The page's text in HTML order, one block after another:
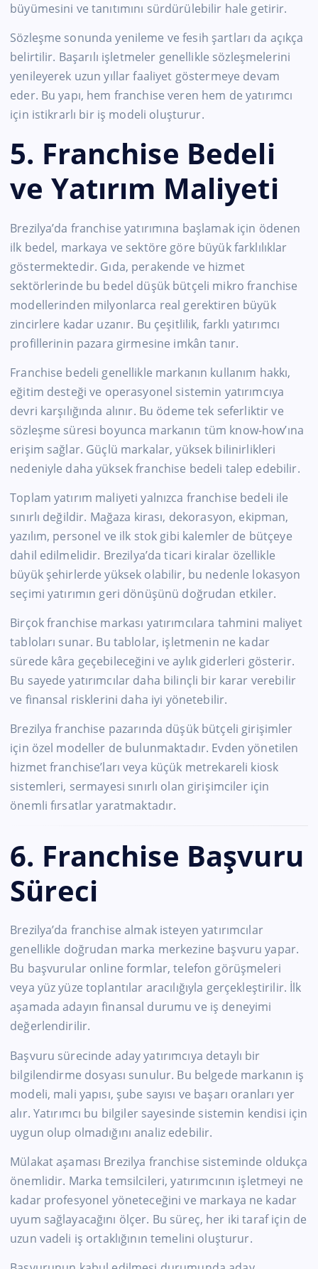
büyümesini ve tanıtımını sürdürülebilir hale getirir.
Sözleşme sonunda yenileme ve fesih şartları da açıkça
belirtilir. Başarılı işletmeler genellikle sözleşmelerini
yenileyerek uzun yıllar faaliyet göstermeye devam
eder. Bu yapı, hem franchise veren hem de yatırımcı
için istikrarlı bir iş modeli oluşturur.
5. Franchise Bedeli
ve Yatırım Maliyeti
Brezilya’da franchise yatırımına başlamak için ödenen
ilk bedel, markaya ve sektöre göre büyük farklılıklar
göstermektedir. Gıda, perakende ve hizmet
sektörlerinde bu bedel düşük bütçeli mikro franchise
modellerinden milyonlarca real gerektiren büyük
zincirlere kadar uzanır. Bu çeşitlilik, farklı yatırımcı
profillerinin pazara girmesine imkân tanır.
Franchise bedeli genellikle markanın kullanım hakkı,
eğitim desteği ve operasyonel sistemin yatırımcıya
devri karşılığında alınır. Bu ödeme tek seferliktir ve
sözleşme süresi boyunca markanın tüm know-how’ına
erişim sağlar. Güçlü markalar, yüksek bilinirlikleri
nedeniyle daha yüksek franchise bedeli talep edebilir.
Toplam yatırım maliyeti yalnızca franchise bedeli ile
sınırlı değildir. Mağaza kirası, dekorasyon, ekipman,
yazılım, personel ve ilk stok gibi kalemler de bütçeye
dahil edilmelidir. Brezilya’da ticari kiralar özellikle
büyük şehirlerde yüksek olabilir, bu nedenle lokasyon
seçimi yatırımın geri dönüşünü doğrudan etkiler.
Birçok franchise markası yatırımcılara tahmini maliyet
tabloları sunar. Bu tablolar, işletmenin ne kadar
sürede kâra geçebileceğini ve aylık giderleri gösterir.
Bu sayede yatırımcılar daha bilinçli bir karar verebilir
ve finansal risklerini daha iyi yönetebilir.
Brezilya franchise pazarında düşük bütçeli girişimler
için özel modeller de bulunmaktadır. Evden yönetilen
hizmet franchise’ları veya küçük metrekareli kiosk
sistemleri, sermayesi sınırlı olan girişimciler için
önemli fırsatlar yaratmaktadır.
6. Franchise Başvuru
Süreci
Brezilya’da franchise almak isteyen yatırımcılar
genellikle doğrudan marka merkezine başvuru yapar.
Bu başvurular online formlar, telefon görüşmeleri
veya yüz yüze toplantılar aracılığıyla gerçekleştirilir. İlk
aşamada adayın finansal durumu ve iş deneyimi
değerlendirilir.
Başvuru sürecinde aday yatırımcıya detaylı bir
bilgilendirme dosyası sunulur. Bu belgede markanın iş
modeli, mali yapısı, şube sayısı ve başarı oranları yer
alır. Yatırımcı bu bilgiler sayesinde sistemin kendisi için
uygun olup olmadığını analiz edebilir.
Mülakat aşaması Brezilya franchise sisteminde oldukça
önemlidir. Marka temsilcileri, yatırımcının işletmeyi ne
kadar profesyonel yöneteceğini ve markaya ne kadar
uyum sağlayacağını ölçer. Bu süreç, her iki taraf için de
uzun vadeli iş ortaklığının temelini oluşturur.